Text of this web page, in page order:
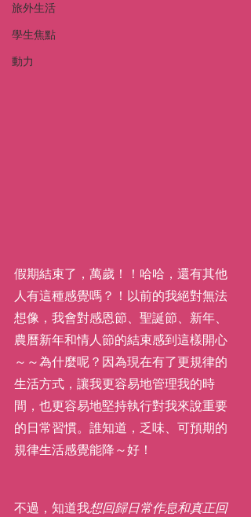
旅外生活
學生焦點
動力
假期結束了，萬歲！！哈哈，還有其他
人有這種感覺嗎？！以前的我絕對無法
想像，我會對感恩節、聖誕節、新年、
農曆新年和情人節的結束感到這樣開心
～～為什麼呢？因為現在有了更規律的
生活方式，讓我更容易地管理我的時
間，也更容易地堅持執行對我來說重要
的日常習慣。誰知道，乏味、可預期的
規律生活感覺能降～好！
不過，知道我想回歸日常作息和真正回